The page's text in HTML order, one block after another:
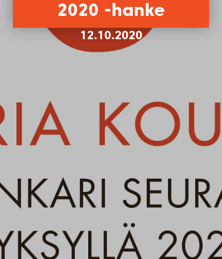
2020 -hanke
12.10.2020